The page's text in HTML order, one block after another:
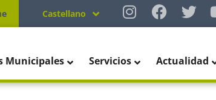
Castellano
Municipales Servicios Actualidad